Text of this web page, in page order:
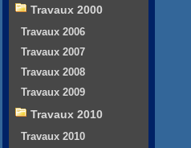
Travaux 2000
Travaux 2006
Travaux 2007
Travaux 2008
Travaux 2009
Travaux 2010
Travaux 2010